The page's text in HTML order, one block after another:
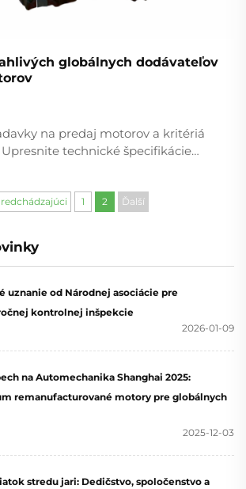
globálnych dodávateľov
na predaj motorov a kritériá
technické špecifikácie
výkon meraný v kilowattoch, …
1 2 Ďalší
uznanie od Národnej asociácie pre
kontrolnej inšpekcie
2026-01-09
na Automechanika Shanghai 2025:
remanufacturované motory pre globálnych
2025-12-03
stredu jari: Dedičstvo, spoločenstvo a